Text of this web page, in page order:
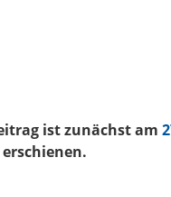
ist zunächst am
erschienen.